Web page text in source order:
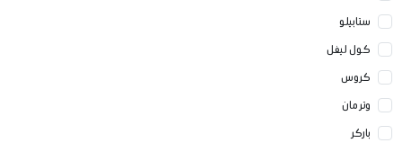
ستابيلو
كول ليفل
كروس
وتر مان
باركر